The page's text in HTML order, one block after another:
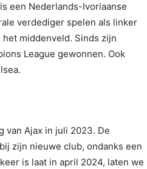
een Nederlands-Ivoriaanse
verdediger spelen als linker
middenveld. Sinds zijn
League gewonnen. Ook
van Ajax in juli 2023. De
zijn nieuwe club, ondanks een
is laat in april 2024, laten we